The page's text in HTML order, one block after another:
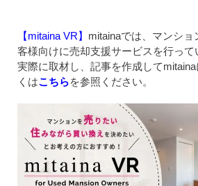
【mitaina VR】 mitainaでは、マンシ
客様向けに売却支援サービスを行っ
実際に取材し、記事を作成して
くはこちらを参照ください。